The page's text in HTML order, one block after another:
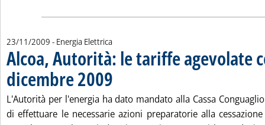
23/11/2009 - Energia Elettrica
Alcoa, Autorità: le tariffe agevolate
dicembre 2009 . Pubblicata lunedì 23 novembre 2009 alle 18.52.
L'Autorità per l'energia ha dato mandato alla Cassa
di effettuare le necessarie azioni preparatorie alla